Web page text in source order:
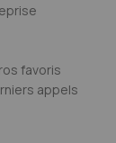
favoris
appels